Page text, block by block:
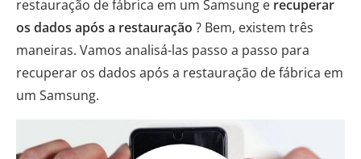
restauração de fábrica em um Samsung e recuperar
os dados após a restauração ? Bem, existem três
maneiras. Vamos analisá-las passo a passo para
recuperar os dados após a restauração de fábrica em
um Samsung.